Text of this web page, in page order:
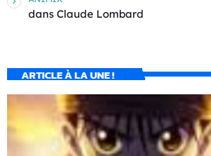
dans Claude Lombard
ARTICLE À LA UNE !